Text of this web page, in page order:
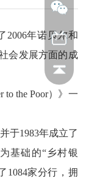
2006年诺贝尔和
会发展方面的成
to the Poor）》一
于1983年成立了
基础的“乡村银
1084家分行，拥